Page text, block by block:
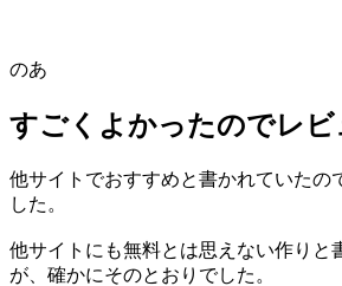
のあ
すごくよかったのでレビ
他サイトでおすすめと書かれていたの
した。
他サイトにも無料とは思えない作りと
が、確かにそのとおりでした。